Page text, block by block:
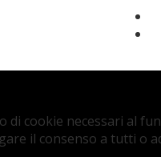
cookie necessari al
il consenso a tutti o